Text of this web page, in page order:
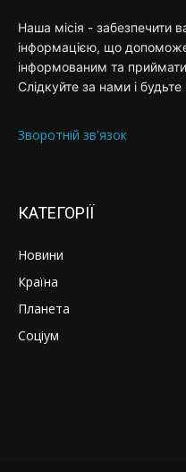
Наша місія - забезпечити
інформацією, що
інформованим та
Слідкуйте за нами і будьте
Зворотній зв'язок
КАТЕГОРІЇ
Новини
Країна
Планета
Соціум